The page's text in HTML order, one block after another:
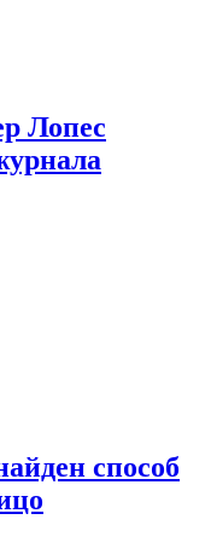
Лопес
способ